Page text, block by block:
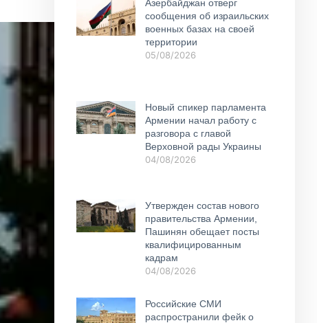
Азербайджан отверг
сообщения об израильских
военных базах на своей
территории
05/08/2026
Новый спикер парламента
Армении начал работу с
разговора с главой
Верховной рады Украины
04/08/2026
Утвержден состав нового
правительства Армении,
Пашинян обещает посты
квалифицированным
кадрам
04/08/2026
Российские СМИ
распространили фейк о